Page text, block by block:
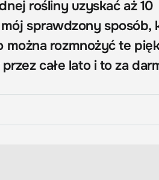
rośliny uzyskać aż 10
sprawdzony sposób,
można rozmnożyć te
całe lato i to za